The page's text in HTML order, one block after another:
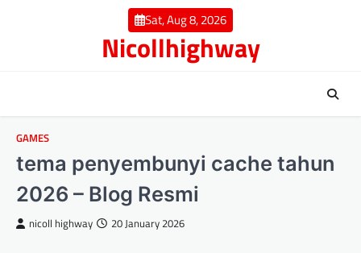
Sat, Aug 8, 2026
Nicollhighway
GAMES
tema penyembunyi cache tahun
2026 – Blog Resmi
nicoll highway 20 January 2026